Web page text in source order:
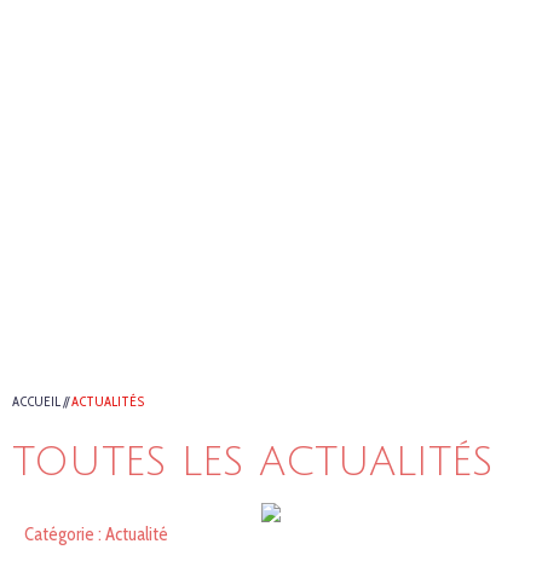
ACCUEIL//ACTUALITÉS
TOUTES LES ACTUALITÉS
Catégorie : Actualité